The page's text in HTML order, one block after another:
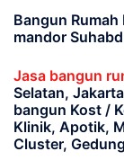
Bangun Rumah
mandor
Jasa bangun
Selatan,
bangun Kost /
Klinik, Apotik,
Cluster,